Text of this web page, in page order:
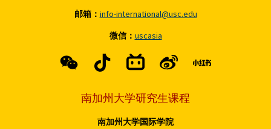
邮箱： info-international@usc.edu
微信： uscasia
南加州大学研究生课程
南加州大学国际学院